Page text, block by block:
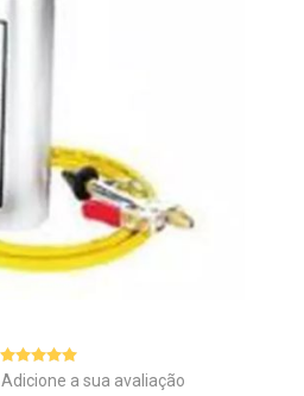
Adicione a sua avaliação